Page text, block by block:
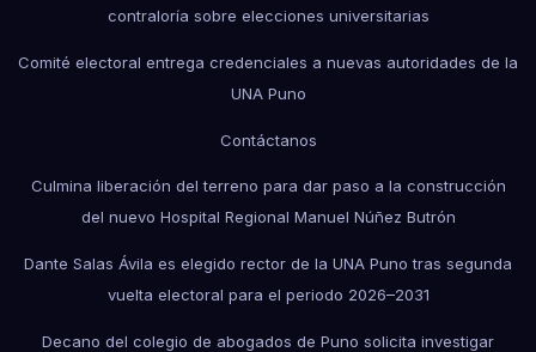
contraloría sobre elecciones universitarias
Comité electoral entrega credenciales a nuevas autoridades de la
UNA Puno
Contáctanos
Culmina liberación del terreno para dar paso a la construcción
del nuevo Hospital Regional Manuel Núñez Butrón
Dante Salas Ávila es elegido rector de la UNA Puno tras segunda
vuelta electoral para el periodo 2026–2031
Decano del colegio de abogados de Puno solicita investigar